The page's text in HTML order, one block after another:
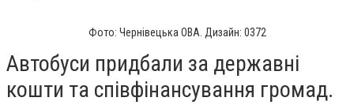
Фото: Чернівецька ОВА. Дизайн: 0372
Автобуси придбали за державні
кошти та співфінансування громад.